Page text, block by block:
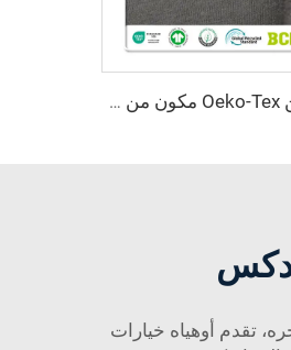
نسيج جيرسي واحد معتمد من Oeko-Tex مكون من 69% بامبو و31% سورونا، مقاوم للبكتيريا وخفيف الوزن، لملابس النساء والأطفال
تقدم أوهياه خيارات